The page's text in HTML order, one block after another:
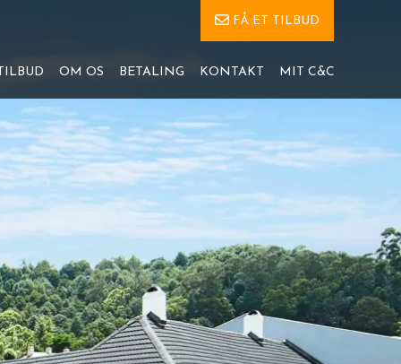
FÅ ET TILBUD
TILBUD OM OS BETALING KONTAKT MIT C&C